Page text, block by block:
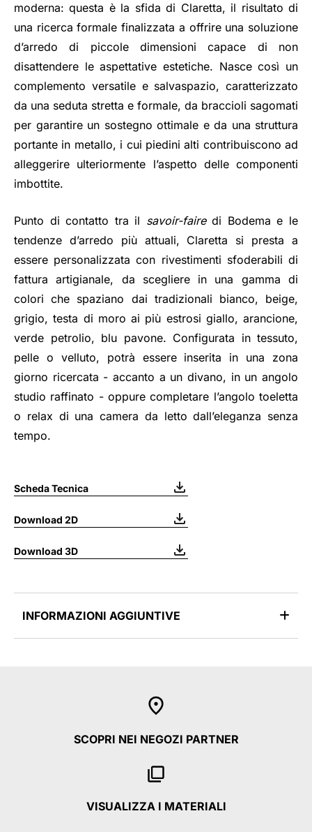
moderna: questa è la sfida di Claretta, il risultato di
una ricerca formale finalizzata a offrire una soluzione
d’arredo di piccole dimensioni capace di non
disattendere le aspettative estetiche. Nasce così un
complemento versatile e salvaspazio, caratterizzato
da una seduta stretta e formale, da braccioli sagomati
per garantire un sostegno ottimale e da una struttura
portante in metallo, i cui piedini alti contribuiscono ad
alleggerire ulteriormente l’aspetto delle componenti
imbottite.
Punto di contatto tra il savoir-fairedi Bodema e le
tendenze d’arredo più attuali, Claretta si presta a
essere personalizzata con rivestimenti sfoderabili di
fattura artigianale, da scegliere in una gamma di
colori che spaziano dai tradizionali bianco, beige,
grigio, testa di moro ai più estrosi giallo, arancione,
verde petrolio, blu pavone. Configurata in tessuto,
pelle o velluto, potrà essere inserita in una zona
giorno ricercata - accanto a un divano, in un angolo
studio raffinato - oppure completare l’angolo toeletta
o relax di una camera da letto dall’eleganza senza
tempo.
Scheda Tecnica
Download 2D
Download 3D
INFORMAZIONI AGGIUNTIVE
SCOPRI NEI NEGOZI PARTNER
VISUALIZZA I MATERIALI